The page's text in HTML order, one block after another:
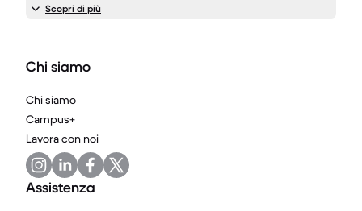
Scopri di più
Chi siamo
Chi siamo
Campus+
Lavora con noi
Assistenza